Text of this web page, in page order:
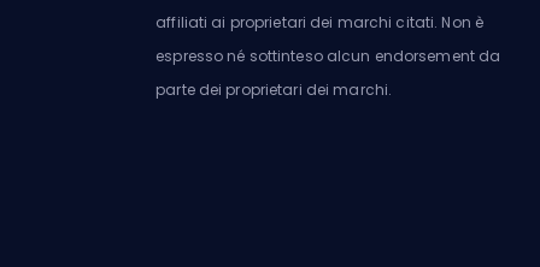
affiliati ai proprietari dei marchi citati. Non è
espresso né sottinteso alcun endorsement da
parte dei proprietari dei marchi.